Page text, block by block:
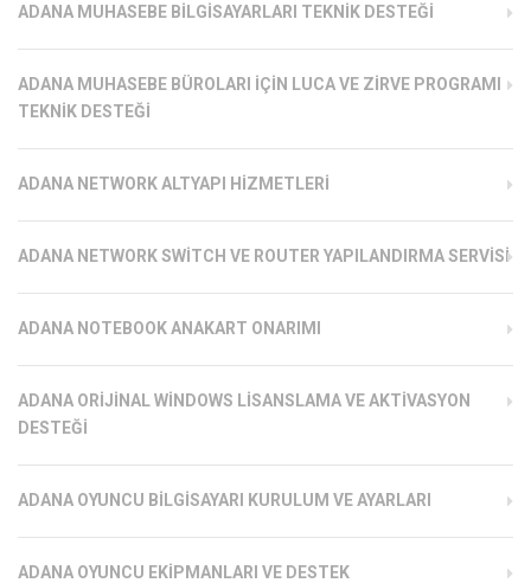
ADANA MUHASEBE BILGISAYARLARI TEKNIK DESTEĞI
ADANA MUHASEBE BÜROLARI İÇIN LUCA VE ZIRVE PROGRAMI
TEKNIK DESTEĞI
ADANA NETWORK ALTYAPI HIZMETLERI
ADANA NETWORK SWITCH VE ROUTER YAPILANDIRMA SERVISI
ADANA NOTEBOOK ANAKART ONARIMI
ADANA ORIJINAL WINDOWS LISANSLAMA VE AKTIVASYON
DESTEĞI
ADANA OYUNCU BILGISAYARI KURULUM VE AYARLARI
ADANA OYUNCU EKIPMANLARI VE DESTEK